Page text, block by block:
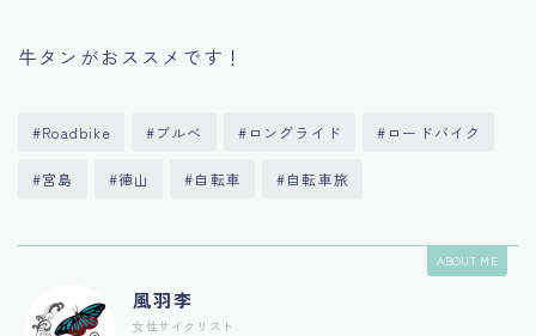
牛タンがおススメです！
#Roadbike #ブルべ #ロングライド #ロードバイク
#宮島 #徳山 #自転車 #自転車旅
ABOUT ME
風羽李
女性サイクリスト